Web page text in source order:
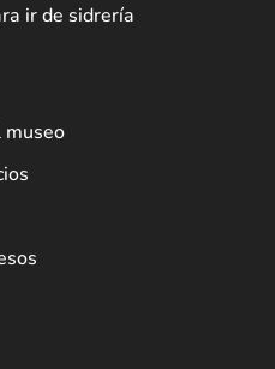
ir de sidrería
museo